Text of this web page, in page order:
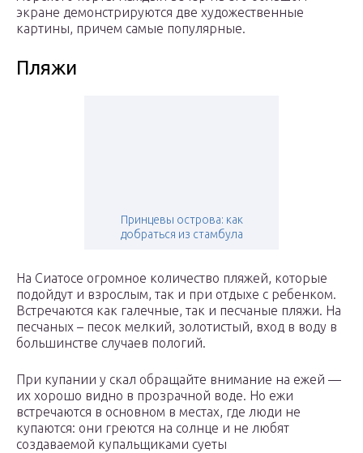
экране демонстрируются две художественные
картины, причем самые популярные.
Пляжи
Принцевы острова: как
добраться из стамбула
На Сиатосе огромное количество пляжей, которые
подойдут и взрослым, так и при отдыхе с ребенком.
Встречаются как галечные, так и песчаные пляжи. На
песчаных – песок мелкий, золотистый, вход в воду в
большинстве случаев пологий.
При купании у скал обращайте внимание на ежей —
их хорошо видно в прозрачной воде. Но ежи
встречаются в основном в местах, где люди не
купаются: они греются на солнце и не любят
создаваемой купальщиками суеты